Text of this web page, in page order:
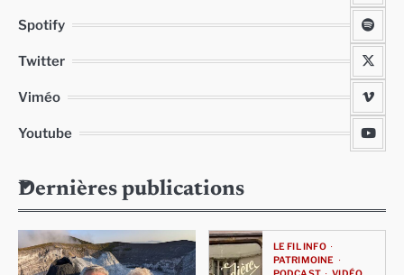
Spotify
Twitter
Viméo
Youtube
Dernières publications
LE FIL INFO
PATRIMOINE